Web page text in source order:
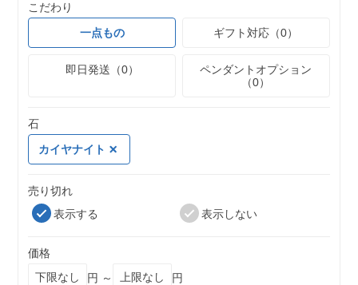
こだわり
一点もの
ギフト対応（0）
即日発送（0）
ペンダントオプション
（0）
石
カイヤナイト
売り切れ
表示する
表示しない
価格
円 ～
円